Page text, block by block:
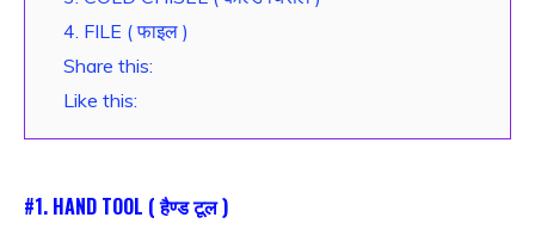
4. FILE ( फाइल )
Share this:
Like this:
#1. HAND TOOL ( हैण्ड टूल )